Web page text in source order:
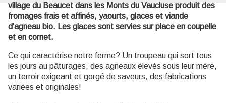
village du Beaucet dans les Monts du Vaucluse produit des
fromages frais et affinés, yaourts, glaces et viande
d’agneau bio. Les glaces sont servies sur place en coupelle
et en cornet.
Ce qui caractérise notre ferme? Un troupeau qui sort tous
les jours au pâturages, des agneaux élevés sous leur mère,
un terroir exigeant et gorgé de saveurs, des fabrications
variées et originales!